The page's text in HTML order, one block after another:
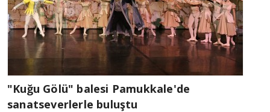
"Kuğu Gölü" balesi Pamukkale'de
sanatseverlerle buluştu